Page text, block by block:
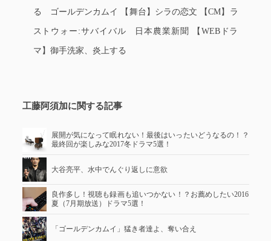
る ゴールデンカムイ 【舞台】シラの恋文 【CM】ラ
ストウォー:サバイバル 日本農業新聞 【WEBドラ
マ】御手洗家、炎上する
工藤阿須加に関する記事
展開が気になって眠れない！最後はいったいどうなるの！？
最終回が楽しみな2017冬ドラマ5選！
大谷亮平、水中でんぐり返しに意欲
良作多し！視聴も録画も追いつかない！？お薦めしたい2016
夏（7月期放送）ドラマ5選！
「ゴールデンカムイ」猛き者達よ、奪い合え